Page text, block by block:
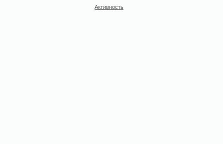
Активность